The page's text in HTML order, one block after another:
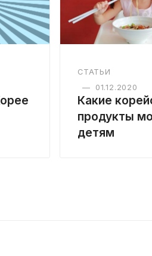
СТАТЬИ
—
01.12.2020
Какие
продукты
детям